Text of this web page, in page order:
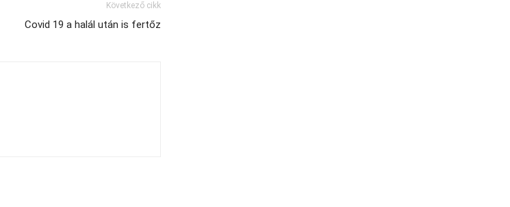
Következő cikk
Covid 19 a halál után is fertőz